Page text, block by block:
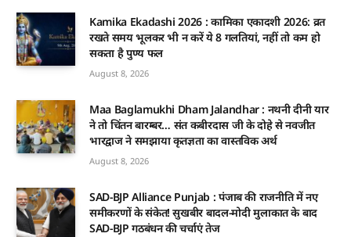
Kamika Ekadashi 2026 : कामिका एकादशी 2026: व्रत
रखते समय भूलकर भी न करें ये 8 गलतियां, नहीं तो कम हो
सकता है पुण्य फल
August 8, 2026
Maa Baglamukhi Dham Jalandhar : नथनी दीनी यार
ने तो चिंतन बारम्बर… संत कबीरदास जी के दोहे से नवजीत
भारद्वाज ने समझाया कृतज्ञता का वास्तविक अर्थ
August 8, 2026
SAD-BJP Alliance Punjab : पंजाब की राजनीति में नए
समीकरणों के संकेत! सुखबीर बादल-मोदी मुलाकात के बाद
SAD-BJP गठबंधन की चर्चाएं तेज